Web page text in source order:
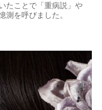
たことで「重病説」や
測を呼びました。